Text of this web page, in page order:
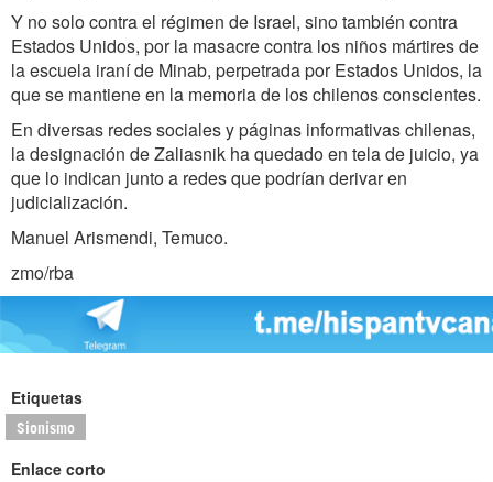
Y no solo contra el régimen de Israel, sino también contra
Estados Unidos, por la masacre contra los niños mártires de
la escuela iraní de Minab, perpetrada por Estados Unidos, la
que se mantiene en la memoria de los chilenos conscientes.
En diversas redes sociales y páginas informativas chilenas,
la designación de Zaliasnik ha quedado en tela de juicio, ya
que lo indican junto a redes que podrían derivar en
judicialización.
Manuel Arismendi, Temuco.
zmo/rba
Etiquetas
Sionismo
Enlace corto